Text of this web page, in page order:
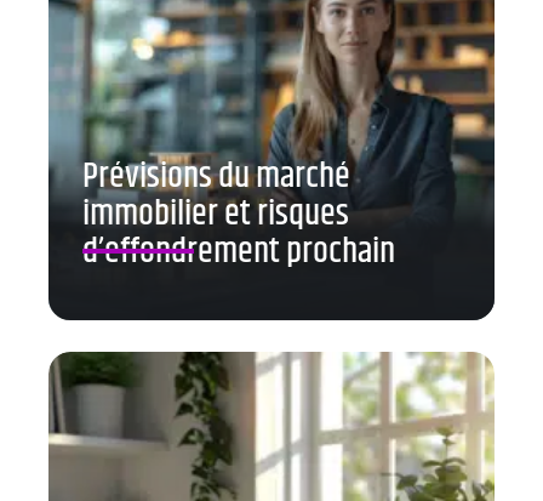
Prévisions du marché
immobilier et risques
d’effondrement prochain